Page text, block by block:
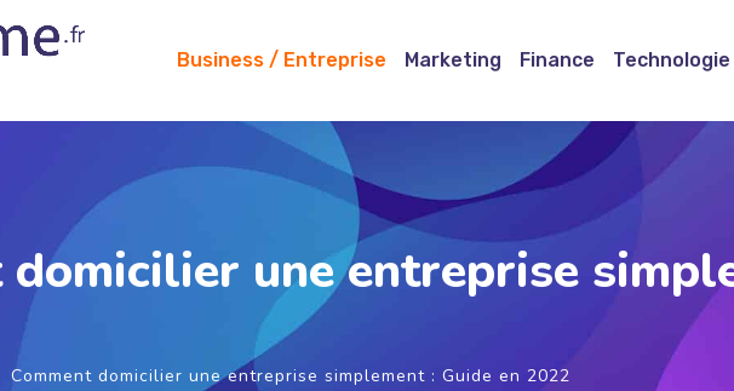
Business / Entreprise Marketing Finance Technologie
domicilier une entreprise
Comment domicilier une entreprise simplement : Guide en 2022